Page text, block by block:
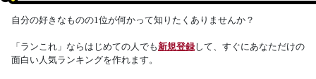
自分の好きなものの1位が何かって知りたくありませんか？
「ランこれ」ならはじめての人でも新規登録して、すぐにあなただけの
面白い人気ランキングを作れます。